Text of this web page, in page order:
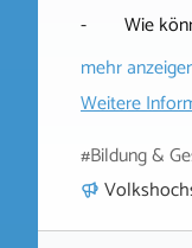
- Wie
mehr
Weitere
#Bildung &